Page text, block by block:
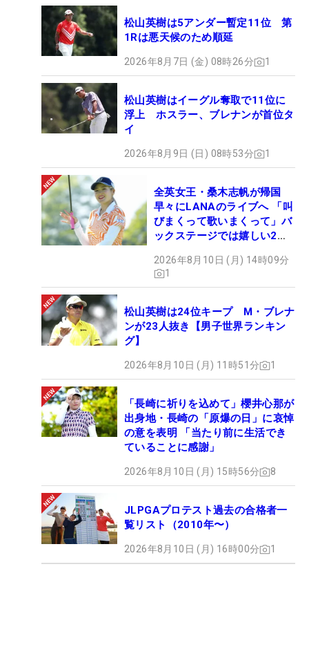
松山英樹は5アンダー暫定11位 第
1Rは悪天候のため順延
2026年8月7日 (金) 08時26分 1
松山英樹はイーグル奪取で11位に
浮上 ホスラー、ブレナンが首位タ
イ
2026年8月9日 (日) 08時53分 1
全英女王・桑木志帆が帰国
早々にLANAのライブへ 「叫
びまくって歌いまくって」バ
ックステージでは嬉しい2シ
2026年8月10日 (月) 14時09分
1
松山英樹は24位キープ M・ブレナ
ンが23人抜き【男子世界ランキン
グ】
2026年8月10日 (月) 11時51分 1
「長崎に祈りを込めて」櫻井心那が
出身地・長崎の「原爆の日」に哀悼
の意を表明 「当たり前に生活でき
ていることに感謝」
2026年8月10日 (月) 15時56分 8
JLPGAプロテスト過去の合格者一
覧リスト（2010年〜）
2026年8月10日 (月) 16時00分 1